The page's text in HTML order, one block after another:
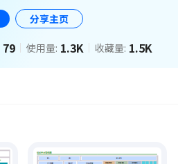
分享主页
79 使用量: 1.3K 收藏量: 1.5K